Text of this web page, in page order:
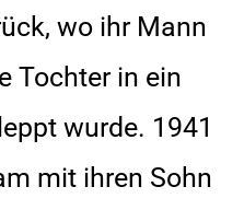
wo ihr Mann
Tochter in ein
wurde. 1941
mit ihren Sohn